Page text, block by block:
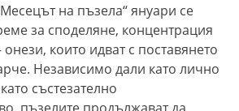
на пъзела“ януари се
за споделяне, концентрация
които идват с поставянето
Независимо дали като лично
състезателно